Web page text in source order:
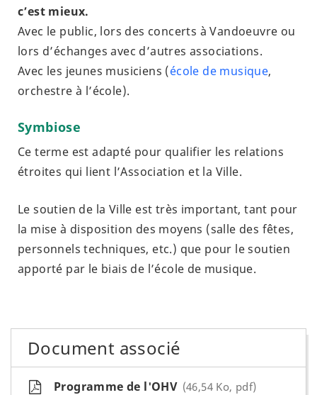
c’est mieux.
Avec le public, lors des concerts à Vandoeuvre ou
lors d’échanges avec d’autres associations.
Avec les jeunes musiciens (école de musique,
orchestre à l’école).
Symbiose
Ce terme est adapté pour qualifier les relations
étroites qui lient l’Association et la Ville.
Le soutien de la Ville est très important, tant pour
la mise à disposition des moyens (salle des fêtes,
personnels techniques, etc.) que pour le soutien
apporté par le biais de l’école de musique.
Document associé
Programme de l'OHV 46,54 Ko, pdf